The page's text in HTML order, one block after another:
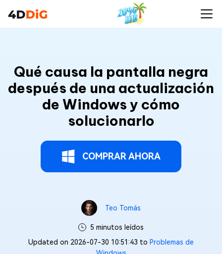
Qué causa la pantalla negra
después de una actualización
de Windows y cómo
solucionarlo
COMPRAR AHORA
Teo Tomás
5 minutos leídos
Updated on 2026-07-30 10:51:43 to Problemas de